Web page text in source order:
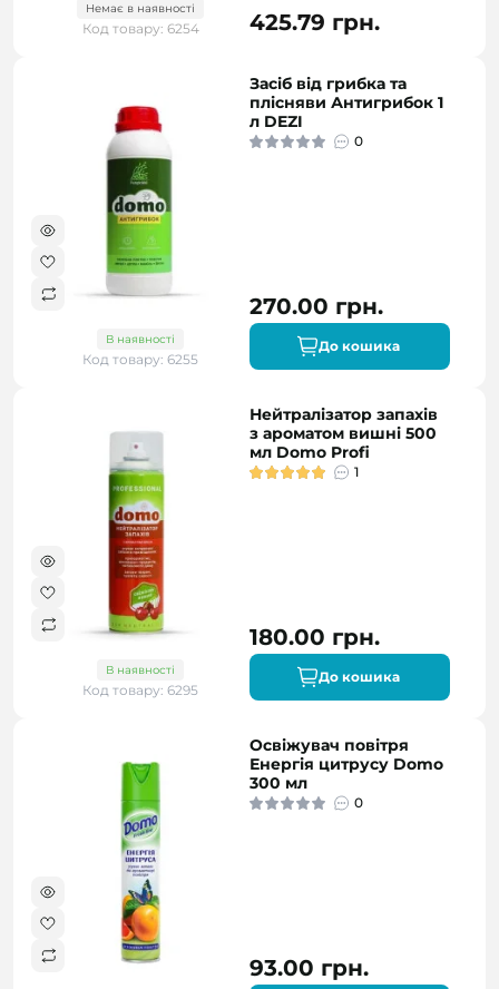
Немає в наявності
Код товару: 6254 425.79 грн.
В наявності
Код товару: 6255
Засіб від грибка та
плісняви Антигрибок 1
л DEZI
0
270.00 грн.
До кошика
В наявності
Код товару: 6295
Нейтралізатор запахів
з ароматом вишні 500
мл Domo Profi
1
180.00 грн.
До кошика
Освіжувач повітря
Енергія цитрусу Domo
300 мл
0
93.00 грн.